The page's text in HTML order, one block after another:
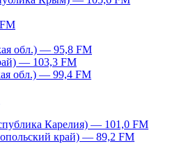
обл.) — 95,8 FM
— 103,3 FM
обл.) — 99,4 FM
Карелия) — 101,0 FM
край) — 89,2 FM